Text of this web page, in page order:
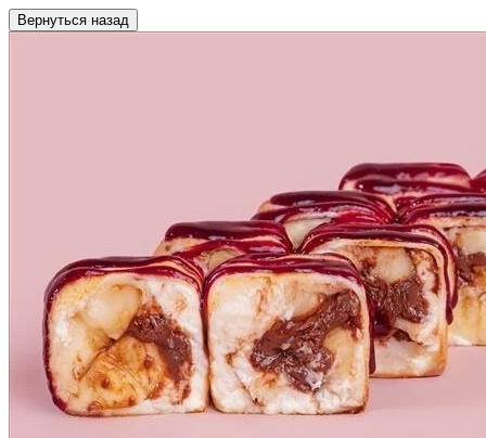
Вернуться назад